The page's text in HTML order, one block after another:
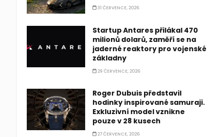
31 ČERVENCE, 2026
Startup Antares přilákal 470
milionů dolarů, zaměří se na
jaderné reaktory pro vojenské
základny
29 ČERVENCE, 2026
Roger Dubuis představil
hodinky inspirované samuraji.
Exkluzivní model vznikne
pouze v 28 kusech
27 ČERVENCE, 2026